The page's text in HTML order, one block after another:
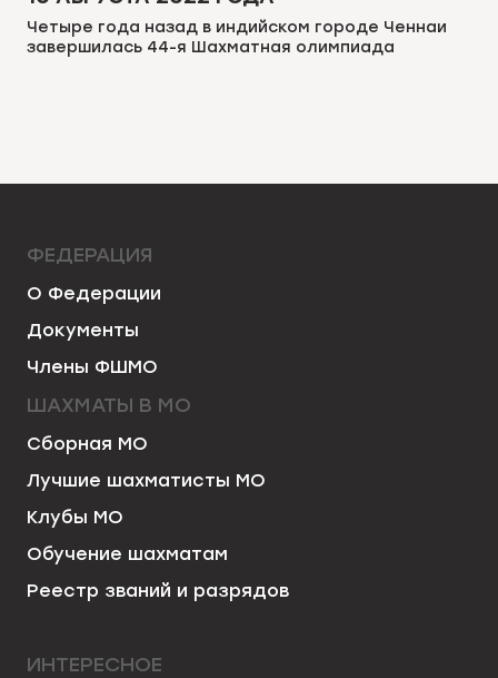
Четыре года назад в индийском городе Ченнаи
завершилась 44-я Шахматная олимпиада
ФЕДЕРАЦИЯ
О Федерации
Документы
Члены ФШМО
ШАХМАТЫ В МО
Сборная МО
Лучшие шахматисты МО
Клубы МО
Обучение шахматам
Реестр званий и разрядов
ИНТЕРЕСНОЕ